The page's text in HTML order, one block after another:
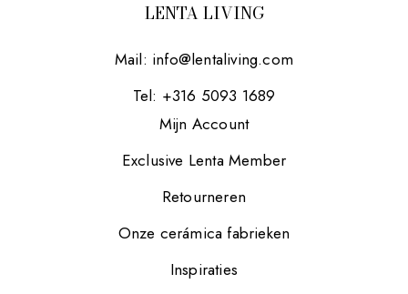
LENTA LIVING
Mail: info@lentaliving.com
Tel: +316 5093 1689
Mijn Account
Exclusive Lenta Member
Retourneren
Onze cerámica fabrieken
Inspiraties